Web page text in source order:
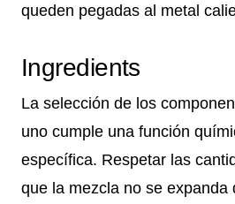
queden pegadas al metal
Ingredients
La selección de los
uno cumple una función
específica. Respetar las
que la mezcla no se expanda